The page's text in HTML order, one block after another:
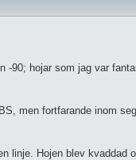
-90; hojar som jag var
men fortfarande inom
linje. Hojen blev kvaddad